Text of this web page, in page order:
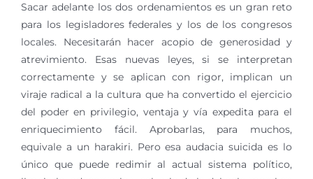
Sacar adelante los dos ordenamientos es un gran reto
para los legisladores federales y los de los congresos
locales. Necesitarán hacer acopio de generosidad y
atrevimiento. Esas nuevas leyes, si se interpretan
correctamente y se aplican con rigor, implican un
viraje radical a la cultura que ha convertido el ejercicio
del poder en privilegio, ventaja y vía expedita para el
enriquecimiento fácil. Aprobarlas, para muchos,
equivale a un harakiri. Pero esa audacia suicida es lo
único que puede redimir al actual sistema político,